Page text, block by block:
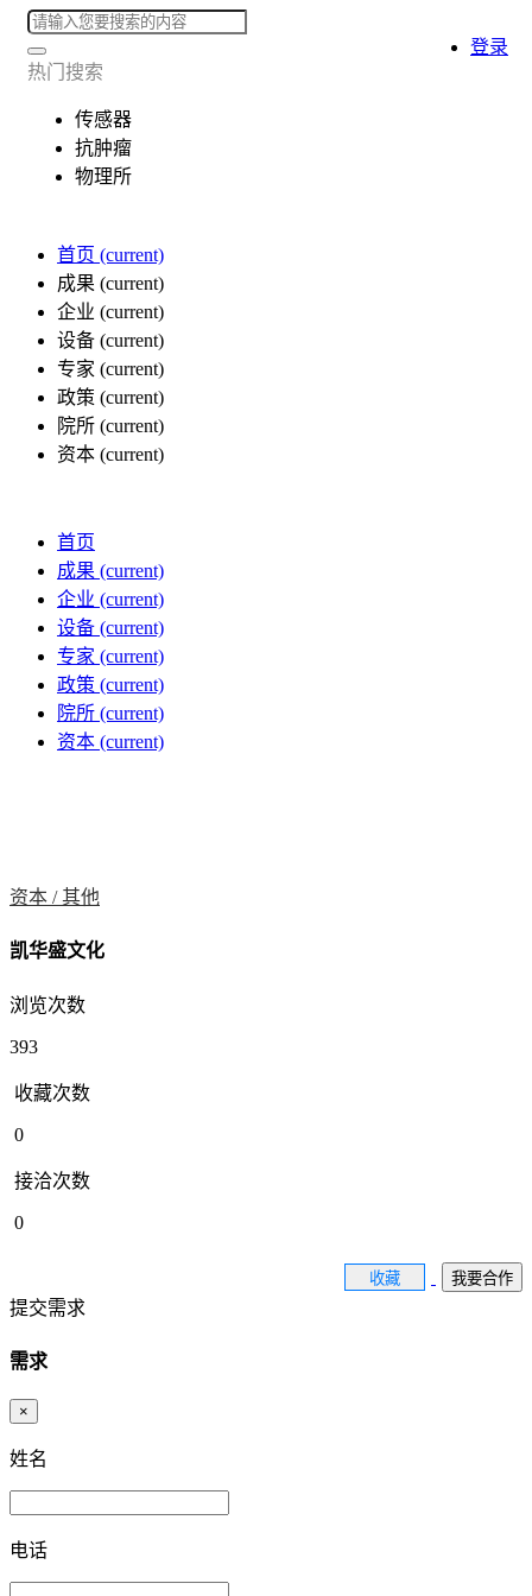
热门搜索
传感器
抗肿瘤
物理所
首页 (current)
成果 (current)
企业 (current)
设备 (current)
专家 (current)
政策 (current)
院所 (current)
资本 (current)
登录
首页
成果 (current)
企业 (current)
设备 (current)
专家 (current)
政策 (current)
院所 (current)
资本 (current)
资本 /其他
凯华盛文化
浏览次数
393
收藏次数
0
接洽次数
0
收藏 我要合作
提交需求
需求
×
姓名
电话